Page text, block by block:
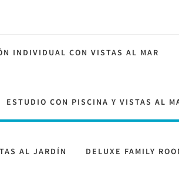
INDIVIDUAL CON VISTAS AL MAR
ESTUDIO CON PISCINA Y VISTAS AL
AL JARDÍN DELUXE FAMILY